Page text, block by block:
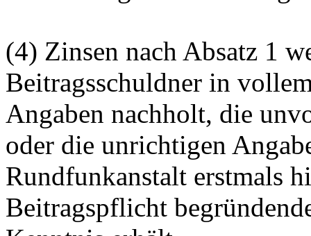
(4) Zinsen nach Absatz 1
Beitragsschuldner in
Angaben nachholt, die
oder die unrichtigen
Rundfunkanstalt erstmals
Beitragspflicht